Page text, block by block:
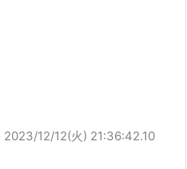
2023/12/12(火) 21:36:42.10